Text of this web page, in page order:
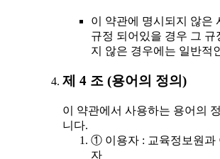
이 약관에 명시되지 않은
규정 되어있을 경우 그 규
지 않은 경우에는 일반적
제 4 조 (용어의 정의)
이 약관에서 사용하는 용어의
니다.
① 이용자 : 교육정보원과
자